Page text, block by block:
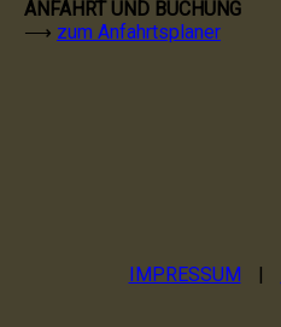
ANFAHRT UND BUCHUNG
⟶ zum Anfahrtsplaner
IMPRESSUM |